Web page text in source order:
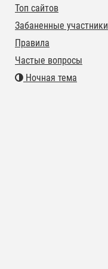
Топ сайтов
Забаненные участники
Правила
Частые вопросы
Ночная тема